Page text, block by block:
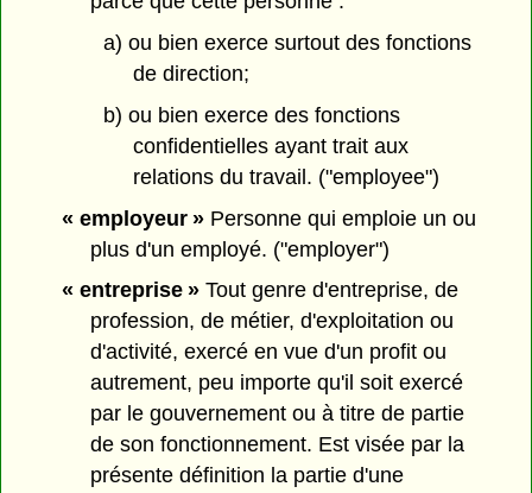
a) ou bien exerce surtout des fonctions
de direction;
b) ou bien exerce des fonctions
confidentielles ayant trait aux
relations du travail. ("employee")
« employeur »Personne qui emploie un ou
plus d'un employé. ("employer")
« entreprise »Tout genre d'entreprise, de
profession, de métier, d'exploitation ou
d'activité, exercé en vue d'un profit ou
autrement, peu importe qu'il soit exercé
par le gouvernement ou à titre de partie
de son fonctionnement. Est visée par la
présente définition la partie d'une